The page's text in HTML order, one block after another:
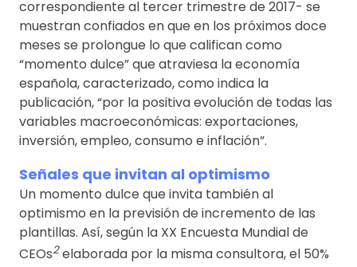
correspondiente al tercer trimestre de 2017- se
muestran confiados en que en los próximos doce
meses se prolongue lo que califican como
“momento dulce” que atraviesa la economía
española, caracterizado, como indica la
publicación, “por la positiva evolución de todas las
variables macroeconómicas: exportaciones,
inversión, empleo, consumo e inflación”.
Señales que invitan al optimismo
Un momento dulce que invita también al
optimismo en la previsión de incremento de las
plantillas. Así, según la XX Encuesta Mundial de
CEOs2elaborada por la misma consultora, el 50%